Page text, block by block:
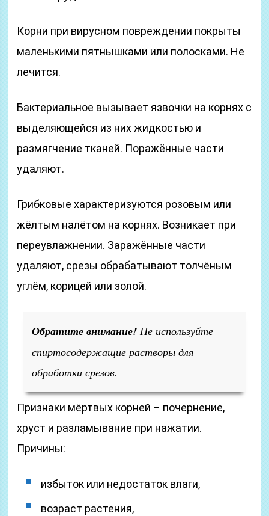
Корни при вирусном повреждении покрыты
маленькими пятнышками или полосками. Не
лечится.
Бактериальное вызывает язвочки на корнях с
выделяющейся из них жидкостью и
размягчение тканей. Поражённые части
удаляют.
Грибковые характеризуются розовым или
жёлтым налётом на корнях. Возникает при
переувлажнении. Заражённые части
удаляют, срезы обрабатывают толчёным
углём, корицей или золой.
Обратите внимание! Не используйте
спиртосодержащие растворы для
обработки срезов.
Признаки мёртвых корней – почернение,
хруст и разламывание при нажатии.
Причины:
избыток или недостаток влаги,
возраст растения,